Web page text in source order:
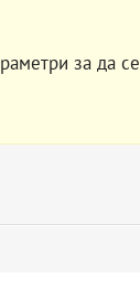
за да се